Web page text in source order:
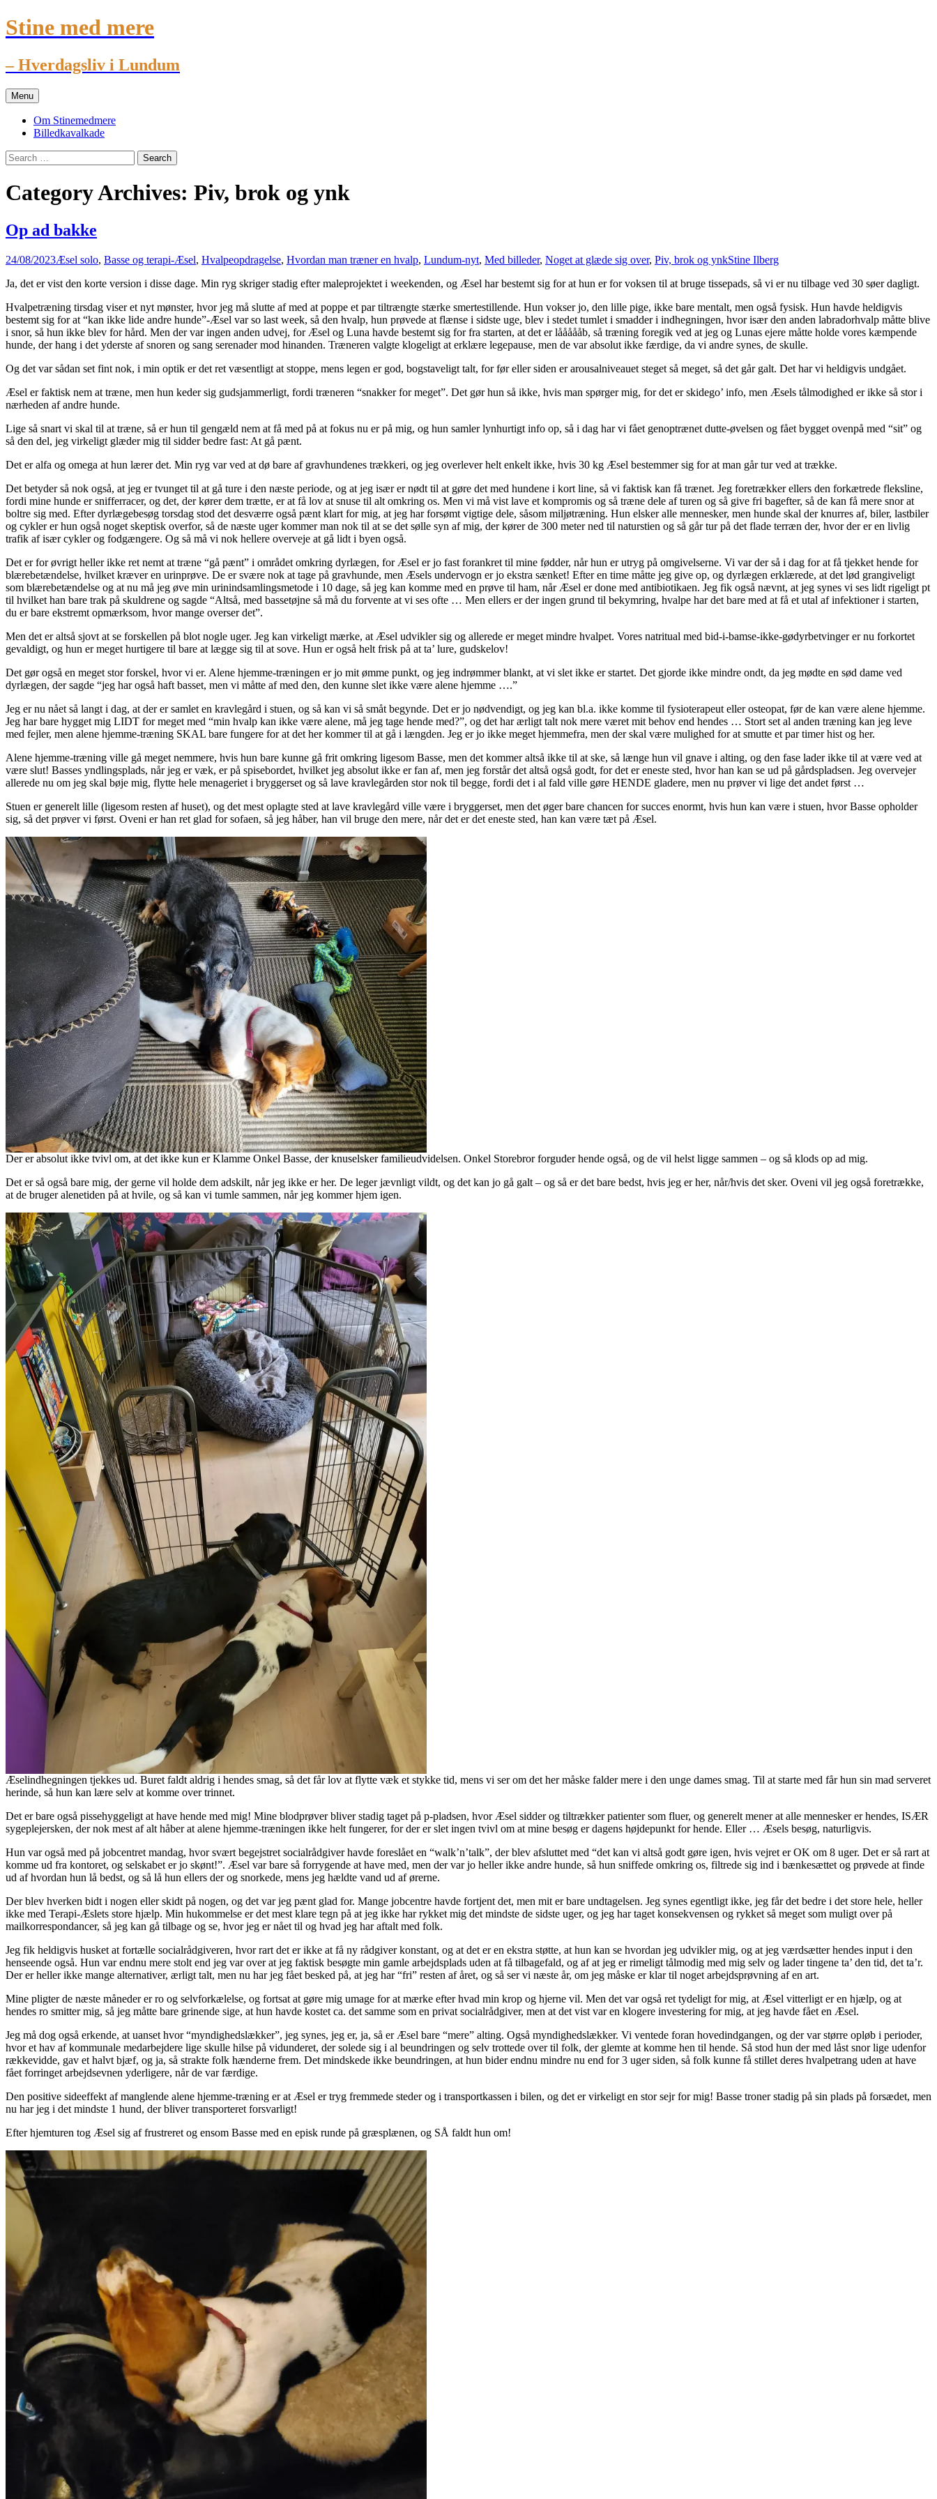
Stine med mere
– Hverdagsliv i Lundum
Menu Skip
to
content
Om Stinemedmere
Billedkavalkade
Search
for:
Category Archives: Piv, brok og ynk
Op ad bakke
24/08/2023Æsel solo, Basse og terapi-Æsel, Hvalpeopdragelse, Hvordan man træner en hvalp, Lundum-nyt, Med billeder, Noget at glæde sig over, Piv, brok og ynkStine Ilberg
Ja, det er vist den korte version i disse dage. Min ryg skriger stadig efter maleprojektet i weekenden, og Æsel har bestemt sig for at hun er for voksen til at bruge tissepads, så vi er nu tilbage ved 30 søer dagligt.
Hvalpetræning tirsdag viser et nyt mønster, hvor jeg må slutte af med at poppe et par tiltrængte stærke smertestillende. Hun vokser jo, den lille pige, ikke bare mentalt, men også fysisk. Hun havde heldigvis
bestemt sig for at “kan ikke lide andre hunde”-Æsel var so last week, så den hvalp, hun prøvede at flænse i sidste uge, blev i stedet tumlet i smadder i indhegningen, hvor især den anden labradorhvalp måtte blive
i snor, så hun ikke blev for hård. Men der var ingen anden udvej, for Æsel og Luna havde bestemt sig for fra starten, at det er låååååb, så træning foregik ved at jeg og Lunas ejere måtte holde vores kæmpende
hunde, der hang i det yderste af snoren og sang serenader mod hinanden. Træneren valgte klogeligt at erklære legepause, men de var absolut ikke færdige, da vi andre synes, de skulle.
Og det var sådan set fint nok, i min optik er det ret væsentligt at stoppe, mens legen er god, bogstaveligt talt, for før eller siden er arousalniveauet steget så meget, så det går galt. Det har vi heldigvis undgået.
Æsel er faktisk nem at træne, men hun keder sig gudsjammerligt, fordi træneren “snakker for meget”. Det gør hun så ikke, hvis man spørger mig, for det er skidego’ info, men Æsels tålmodighed er ikke så stor i
nærheden af andre hunde.
Lige så snart vi skal til at træne, så er hun til gengæld nem at få med på at fokus nu er på mig, og hun samler lynhurtigt info op, så i dag har vi fået genoptrænet dutte-øvelsen og fået bygget ovenpå med “sit” og
så den del, jeg virkeligt glæder mig til sidder bedre fast: At gå pænt.
Det er alfa og omega at hun lærer det. Min ryg var ved at dø bare af gravhundenes trækkeri, og jeg overlever helt enkelt ikke, hvis 30 kg Æsel bestemmer sig for at man går tur ved at trække.
Det betyder så nok også, at jeg er tvunget til at gå ture i den næste periode, og at jeg især er nødt til at gøre det med hundene i kort line, så vi faktisk kan få trænet. Jeg foretrækker ellers den forkætrede fleksline,
fordi mine hunde er snifferracer, og det, der kører dem trætte, er at få lov at snuse til alt omkring os. Men vi må vist lave et kompromis og så træne dele af turen og så give fri bagefter, så de kan få mere snor at
boltre sig med. Efter dyrlægebesøg torsdag stod det desværre også pænt klart for mig, at jeg har forsømt vigtige dele, såsom miljøtræning. Hun elsker alle mennesker, men hunde skal der knurres af, biler, lastbiler
og cykler er hun også noget skeptisk overfor, så de næste uger kommer man nok til at se det sølle syn af mig, der kører de 300 meter ned til naturstien og så går tur på det flade terræn der, hvor der er en livlig
trafik af især cykler og fodgængere. Og så må vi nok hellere overveje at gå lidt i byen også.
Det er for øvrigt heller ikke ret nemt at træne “gå pænt” i området omkring dyrlægen, for Æsel er jo fast forankret til mine fødder, når hun er utryg på omgivelserne. Vi var der så i dag for at få tjekket hende for
blærebetændelse, hvilket kræver en urinprøve. De er svære nok at tage på gravhunde, men Æsels undervogn er jo ekstra sænket! Efter en time måtte jeg give op, og dyrlægen erklærede, at det lød grangiveligt
som blærebetændelse og at nu må jeg øve min urinindsamlingsmetode i 10 dage, så jeg kan komme med en prøve til ham, når Æsel er done med antibiotikaen. Jeg fik også nævnt, at jeg synes vi ses lidt rigeligt pt
til hvilket han bare trak på skuldrene og sagde “Altså, med bassetøjne så må du forvente at vi ses ofte … Men ellers er der ingen grund til bekymring, hvalpe har det bare med at få et utal af infektioner i starten,
du er bare ekstremt opmærksom, hvor mange overser det”.
Men det er altså sjovt at se forskellen på blot nogle uger. Jeg kan virkeligt mærke, at Æsel udvikler sig og allerede er meget mindre hvalpet. Vores natritual med bid-i-bamse-ikke-gødyrbetvinger er nu forkortet
gevaldigt, og hun er meget hurtigere til bare at lægge sig til at sove. Hun er også helt frisk på at ta’ lure, gudskelov!
Det gør også en meget stor forskel, hvor vi er. Alene hjemme-træningen er jo mit ømme punkt, og jeg indrømmer blankt, at vi slet ikke er startet. Det gjorde ikke mindre ondt, da jeg mødte en sød dame ved
dyrlægen, der sagde “jeg har også haft basset, men vi måtte af med den, den kunne slet ikke være alene hjemme ….”
Jeg er nu nået så langt i dag, at der er samlet en kravlegård i stuen, og så kan vi så småt begynde. Det er jo nødvendigt, og jeg kan bl.a. ikke komme til fysioterapeut eller osteopat, før de kan være alene hjemme.
Jeg har bare hygget mig LIDT for meget med “min hvalp kan ikke være alene, må jeg tage hende med?”, og det har ærligt talt nok mere været mit behov end hendes … Stort set al anden træning kan jeg leve
med fejler, men alene hjemme-træning SKAL bare fungere for at det her kommer til at gå i længden. Jeg er jo ikke meget hjemmefra, men der skal være mulighed for at smutte et par timer hist og her.
Alene hjemme-træning ville gå meget nemmere, hvis hun bare kunne gå frit omkring ligesom Basse, men det kommer altså ikke til at ske, så længe hun vil gnave i alting, og den fase lader ikke til at være ved at
være slut! Basses yndlingsplads, når jeg er væk, er på spisebordet, hvilket jeg absolut ikke er fan af, men jeg forstår det altså også godt, for det er eneste sted, hvor han kan se ud på gårdspladsen. Jeg overvejer
allerede nu om jeg skal bøje mig, flytte hele menageriet i bryggerset og så lave kravlegården stor nok til begge, fordi det i al fald ville gøre HENDE gladere, men nu prøver vi lige det andet først …
Stuen er generelt lille (ligesom resten af huset), og det mest oplagte sted at lave kravlegård ville være i bryggerset, men det øger bare chancen for succes enormt, hvis hun kan være i stuen, hvor Basse opholder
sig, så det prøver vi først. Oveni er han ret glad for sofaen, så jeg håber, han vil bruge den mere, når det er det eneste sted, han kan være tæt på Æsel.
Der er absolut ikke tvivl om, at det ikke kun er Klamme Onkel Basse, der knuselsker familieudvidelsen. Onkel Storebror forguder hende også, og de vil helst ligge sammen – og så klods op ad mig.
Det er så også bare mig, der gerne vil holde dem adskilt, når jeg ikke er her. De leger jævnligt vildt, og det kan jo gå galt – og så er det bare bedst, hvis jeg er her, når/hvis det sker. Oveni vil jeg også foretrække,
at de bruger alenetiden på at hvile, og så kan vi tumle sammen, når jeg kommer hjem igen.
Æselindhegningen tjekkes ud. Buret faldt aldrig i hendes smag, så det får lov at flytte væk et stykke tid, mens vi ser om det her måske falder mere i den unge dames smag. Til at starte med får hun sin mad serveret
herinde, så hun kan lære selv at komme over trinnet.
Det er bare også pissehyggeligt at have hende med mig! Mine blodprøver bliver stadig taget på p-pladsen, hvor Æsel sidder og tiltrækker patienter som fluer, og generelt mener at alle mennesker er hendes, ISÆR
sygeplejersken, der nok mest af alt håber at alene hjemme-træningen ikke helt fungerer, for der er slet ingen tvivl om at mine besøg er dagens højdepunkt for hende. Eller … Æsels besøg, naturligvis.
Hun var også med på jobcentret mandag, hvor svært begejstret socialrådgiver havde foreslået en “walk’n’talk”, der blev afsluttet med “det kan vi altså godt gøre igen, hvis vejret er OK om 8 uger. Det er så rart at
komme ud fra kontoret, og selskabet er jo skønt!”. Æsel var bare så forrygende at have med, men der var jo heller ikke andre hunde, så hun sniffede omkring os, filtrede sig ind i bænkesættet og prøvede at finde
ud af hvordan hun lå bedst, og så lå hun ellers der og snorkede, mens jeg hældte vand ud af ørerne.
Der blev hverken bidt i nogen eller skidt på nogen, og det var jeg pænt glad for. Mange jobcentre havde fortjent det, men mit er bare undtagelsen. Jeg synes egentligt ikke, jeg får det bedre i det store hele, heller
ikke med Terapi-Æslets store hjælp. Min hukommelse er det mest klare tegn på at jeg ikke har rykket mig det mindste de sidste uger, og jeg har taget konsekvensen og rykket så meget som muligt over på
mailkorrespondancer, så jeg kan gå tilbage og se, hvor jeg er nået til og hvad jeg har aftalt med folk.
Jeg fik heldigvis husket at fortælle socialrådgiveren, hvor rart det er ikke at få ny rådgiver konstant, og at det er en ekstra støtte, at hun kan se hvordan jeg udvikler mig, og at jeg værdsætter hendes input i den
henseende også. Hun var endnu mere stolt end jeg var over at jeg faktisk besøgte min gamle arbejdsplads uden at få tilbagefald, og af at jeg er rimeligt tålmodig med mig selv og lader tingene ta’ den tid, det ta’r.
Der er heller ikke mange alternativer, ærligt talt, men nu har jeg fået besked på, at jeg har “fri” resten af året, og så ser vi næste år, om jeg måske er klar til noget arbejdsprøvning af en art.
Mine pligter de næste måneder er ro og selvforkælelse, og fortsat at gøre mig umage for at mærke efter hvad min krop og hjerne vil. Men det var også ret tydeligt for mig, at Æsel vitterligt er en hjælp, og at
hendes ro smitter mig, så jeg måtte bare grinende sige, at hun havde kostet ca. det samme som en privat socialrådgiver, men at det vist var en klogere investering for mig, at jeg havde fået en Æsel.
Jeg må dog også erkende, at uanset hvor “myndighedslækker”, jeg synes, jeg er, ja, så er Æsel bare “mere” alting. Også myndighedslækker. Vi ventede foran hovedindgangen, og der var større opløb i perioder,
hvor et hav af kommunale medarbejdere lige skulle hilse på vidunderet, der solede sig i al beundringen og selv trottede over til folk, der glemte at komme hen til hende. Så stod hun der med låst snor lige udenfor
rækkevidde, gav et halvt bjæf, og ja, så strakte folk hænderne frem. Det mindskede ikke beundringen, at hun bider endnu mindre nu end for 3 uger siden, så folk kunne få stillet deres hvalpetrang uden at have
fået forringet arbejdsevnen yderligere, når de var færdige.
Den positive sideeffekt af manglende alene hjemme-træning er at Æsel er tryg fremmede steder og i transportkassen i bilen, og det er virkeligt en stor sejr for mig! Basse troner stadig på sin plads på forsædet, men
nu har jeg i det mindste 1 hund, der bliver transporteret forsvarligt!
Efter hjemturen tog Æsel sig af frustreret og ensom Basse med en episk runde på græsplænen, og SÅ faldt hun om!